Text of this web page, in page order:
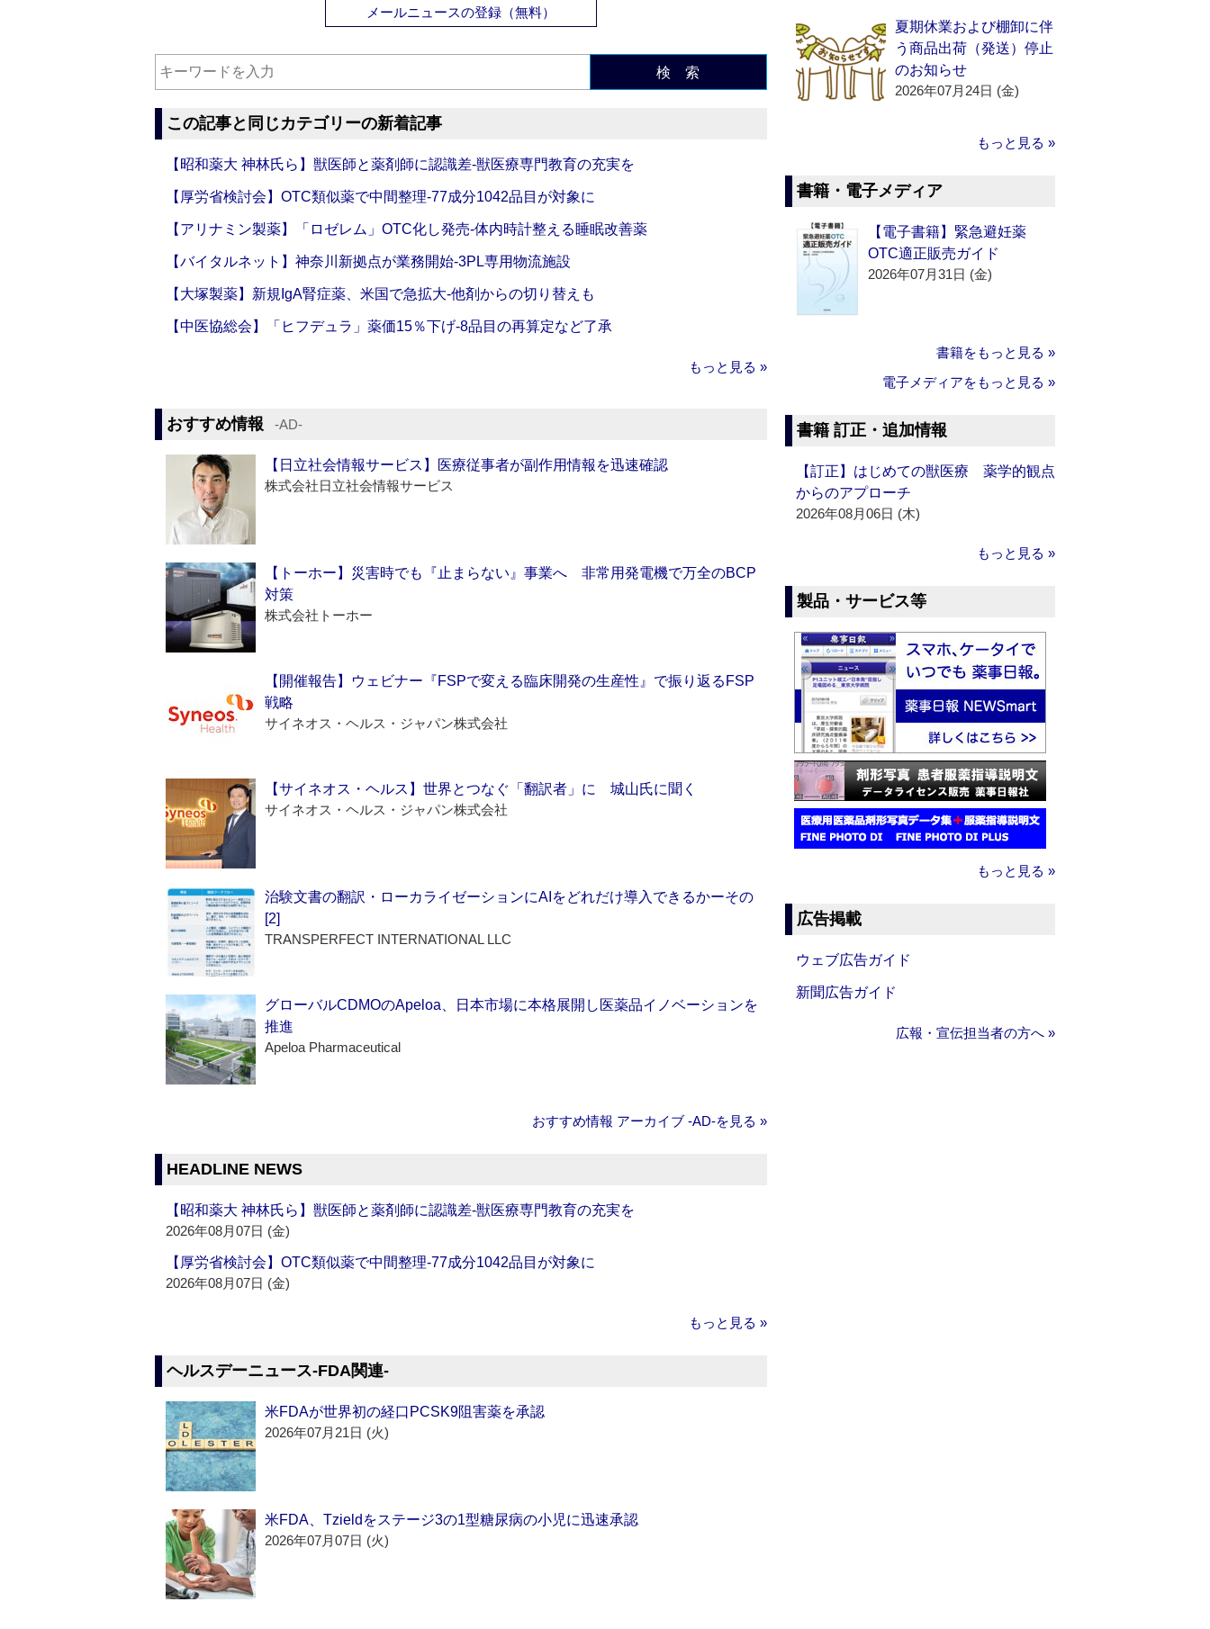
メールニュースの登録（無料）
検 索
この記事と同じカテゴリーの新着記事
【昭和薬大 神林氏ら】獣医師と薬剤師に認識差‐獣医療専門教育の充実を
【厚労省検討会】OTC類似薬で中間整理‐77成分1042品目が対象に
【アリナミン製薬】「ロゼレム」OTC化し発売‐体内時計整える睡眠改善薬
【バイタルネット】神奈川新拠点が業務開始‐3PL専用物流施設
【大塚製薬】新規IgA腎症薬、米国で急拡大‐他剤からの切り替えも
【中医協総会】「ヒフデュラ」薬価15％下げ‐8品目の再算定など了承
もっと見る »
おすすめ情報 ‐AD‐
【日立社会情報サービス】医療従事者が副作用情報を迅速確認
株式会社日立社会情報サービス
【トーホー】災害時でも『止まらない』事業へ 非常用発電機で万全のBCP
対策
株式会社トーホー
【開催報告】ウェビナー『FSPで変える臨床開発の生産性』で振り返るFSP
戦略
サイネオス・ヘルス・ジャパン株式会社
【サイネオス・ヘルス】世界とつなぐ「翻訳者」に 城山氏に聞く
サイネオス・ヘルス・ジャパン株式会社
治験文書の翻訳・ローカライゼーションにAIをどれだけ導入できるかーその
[2]
TRANSPERFECT INTERNATIONAL LLC
グローバルCDMOのApeloa、日本市場に本格展開し医薬品イノベーションを
推進
Apeloa Pharmaceutical
おすすめ情報 アーカイブ ‐AD‐を見る »
HEADLINE NEWS
【昭和薬大 神林氏ら】獣医師と薬剤師に認識差‐獣医療専門教育の充実を
2026年08月07日 (金)
【厚労省検討会】OTC類似薬で中間整理‐77成分1042品目が対象に
2026年08月07日 (金)
もっと見る »
ヘルスデーニュース‐FDA関連‐
米FDAが世界初の経口PCSK9阻害薬を承認
2026年07月21日 (火)
米FDA、Tzieldをステージ3の1型糖尿病の小児に迅速承認
2026年07月07日 (火)
夏期休業および棚卸に伴
う商品出荷（発送）停止
のお知らせ
2026年07月24日 (金)
もっと見る »
書籍・電子メディア
【電子書籍】緊急避妊薬
OTC適正販売ガイド
2026年07月31日 (金)
書籍をもっと見る »
電子メディアをもっと見る »
書籍 訂正・追加情報
【訂正】はじめての獣医療 薬学的観点
からのアプローチ
2026年08月06日 (木)
もっと見る »
製品・サービス等
もっと見る »
広告掲載
ウェブ広告ガイド
新聞広告ガイド
広報・宣伝担当者の方へ »